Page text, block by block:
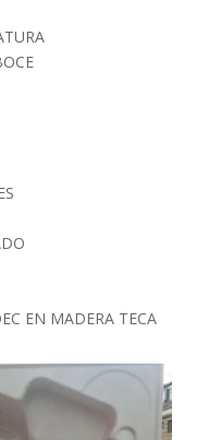
EN MADERA TECA